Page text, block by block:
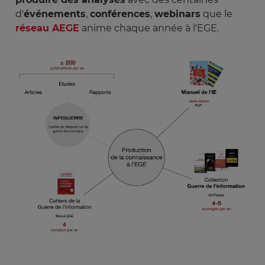
d'événements, conférences, webinars que le
réseau AEGE anime chaque année à l'EGE.